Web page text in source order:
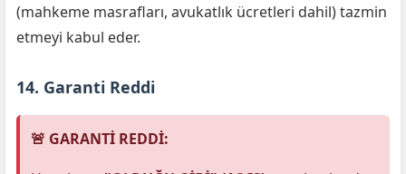
(mahkeme masrafları, avukatlık ücretleri dahil) tazmin
etmeyi kabul eder.
14. Garanti Reddi
🚨 GARANTİ REDDİ: